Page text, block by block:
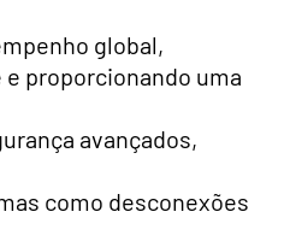
global,
proporcionando uma
avançados,
como desconexões